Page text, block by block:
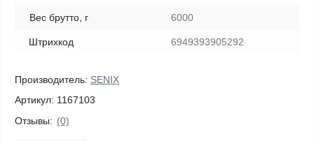
Вес брутто, г 6000
Штрихкод 6949393905292
Производитель: SENIX
Артикул: 1167103
Отзывы: (0)